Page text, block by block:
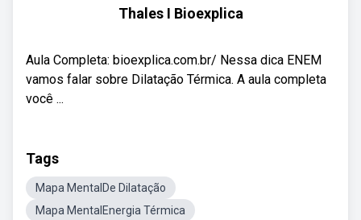
Thales I Bioexplica
Aula Completa: bioexplica.com.br/ Nessa dica ENEM
vamos falar sobre Dilatação Térmica. A aula completa
você ...
Tags
Mapa MentalDe Dilatação
Mapa MentalEnergia Térmica